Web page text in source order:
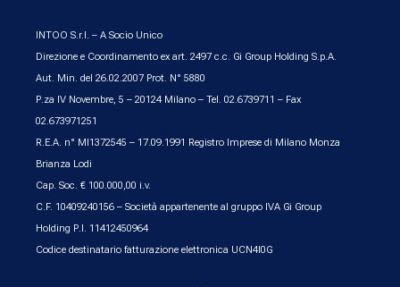
INTOO S.r.l. – A Socio Unico
Direzione e Coordinamento ex art. 2497 c.c. Gi Group Holding S.p.A.
Aut. Min. del 26.02.2007 Prot. N° 5880
P.za IV Novembre, 5 – 20124 Milano – Tel. 02.6739711 – Fax
02.673971251
R.E.A. n° MI1372545 – 17.09.1991 Registro Imprese di Milano Monza
Brianza Lodi
Cap. Soc. € 100.000,00 i.v.
C.F. 10409240156 – Società appartenente al gruppo IVA Gi Group
Holding P.I. 11412450964
Codice destinatario fatturazione elettronica UCN4I0G